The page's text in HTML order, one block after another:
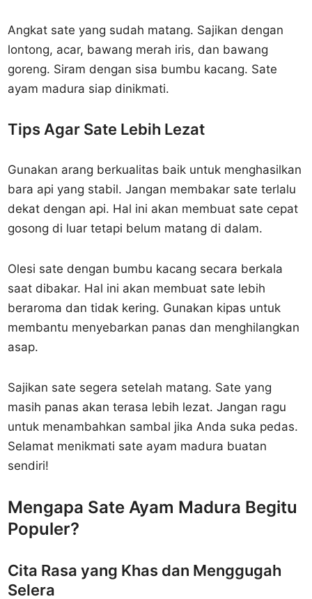
Angkat sate yang sudah matang. Sajikan dengan
lontong, acar, bawang merah iris, dan bawang
goreng. Siram dengan sisa bumbu kacang. Sate
ayam madura siap dinikmati.
Tips Agar Sate Lebih Lezat
Gunakan arang berkualitas baik untuk menghasilkan
bara api yang stabil. Jangan membakar sate terlalu
dekat dengan api. Hal ini akan membuat sate cepat
gosong di luar tetapi belum matang di dalam.
Olesi sate dengan bumbu kacang secara berkala
saat dibakar. Hal ini akan membuat sate lebih
beraroma dan tidak kering. Gunakan kipas untuk
membantu menyebarkan panas dan menghilangkan
asap.
Sajikan sate segera setelah matang. Sate yang
masih panas akan terasa lebih lezat. Jangan ragu
untuk menambahkan sambal jika Anda suka pedas.
Selamat menikmati sate ayam madura buatan
sendiri!
Mengapa Sate Ayam Madura Begitu
Populer?
Cita Rasa yang Khas dan Menggugah
Selera